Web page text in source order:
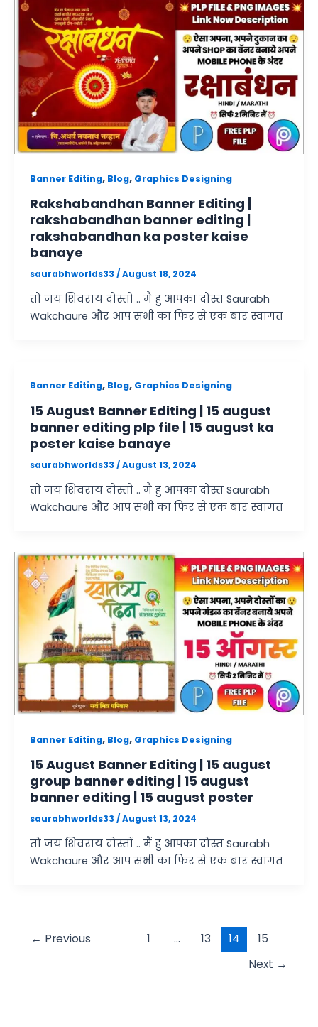
Banner Editing, Blog, Graphics Designing
Rakshabandhan Banner Editing |
rakshabandhan banner editing |
rakshabandhan ka poster kaise
banaye
saurabhworlds33 /August 18, 2024
तो जय शिवराय दोस्तों .. मैं हु आपका दोस्त Saurabh
Wakchaure और आप सभी का फिर से एक बार स्वागत
Banner Editing, Blog, Graphics Designing
15 August Banner Editing | 15 august
banner editing plp file | 15 august ka
poster kaise banaye
saurabhworlds33 /August 13, 2024
तो जय शिवराय दोस्तों .. मैं हु आपका दोस्त Saurabh
Wakchaure और आप सभी का फिर से एक बार स्वागत
Banner Editing, Blog, Graphics Designing
15 August Banner Editing | 15 august
group banner editing | 15 august
banner editing | 15 august poster
saurabhworlds33 /August 13, 2024
तो जय शिवराय दोस्तों .. मैं हु आपका दोस्त Saurabh
Wakchaure और आप सभी का फिर से एक बार स्वागत
← Previous 1 … 13 14
15
Next →